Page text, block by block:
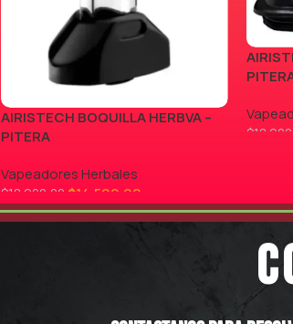
AIRISTECH BOQUILLA HERBVA –
PITERA
Vapeadores Herbales
$18.900,00 $14.500,00
AGREGAR AL CARRITO
$